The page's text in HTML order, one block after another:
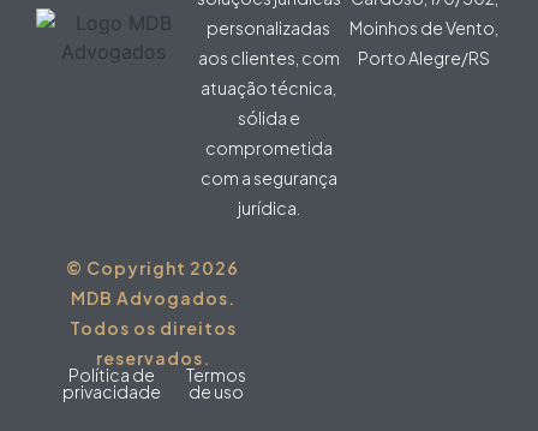
personalizadas
aos clientes, com
atuação técnica,
sólida e
comprometida
com a segurança
jurídica.
Moinhos de Vento,
Porto Alegre/RS
© Copyright 2026
MDB Advogados.
Todos os direitos
reservados.
Política de
privacidade
Termos
de uso